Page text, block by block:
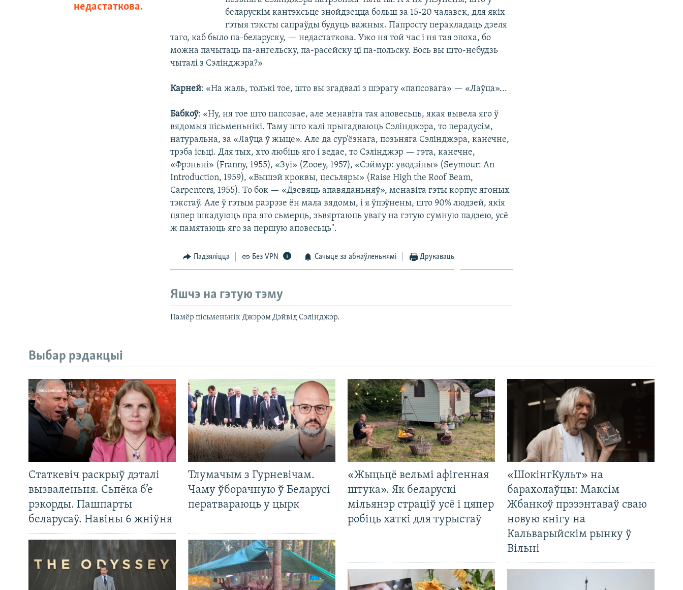
недастаткова.
беларускім кантэксьце знойдзецца больш за 15-20 чалавек, для якіх
гэтыя тэксты сапраўды будуць важныя. Папросту перакладаць дзеля
таго, каб было па-беларуску, — недастаткова. Ужо ня той час і ня тая эпоха, бо
можна пачытаць па-ангельску, па-расейску ці па-польску. Вось вы што-небудзь
чыталі з Сэлінджэра?»
Карней: «На жаль, толькі тое, што вы згадвалі з шэрагу «папсовага» — «Лаўца»...
Бабкоў: «Ну, ня тое што папсовае, але менавіта тая аповесьць, якая вывела яго ў
вядомыя пісьменьнікі. Таму што калі прыгадваюць Сэлінджэра, то перадусім,
натуральна, за «Лаўца ў жыце». Але да сур’ёзнага, позьняга Сэлінджэра, канечне,
трэба ісьці. Для тых, хто любіць яго і ведае, то Сэлінджэр — гэта, канечне,
«Фрэньні» (Franny, 1955), «Зуі» (Zooey, 1957), «Сэймур: уводзіны» (Seymour: An
Introduction, 1959), «Вышэй кроквы, цесьляры» (Raise High the Roof Beam,
Carpenters, 1955). То бок — «Дзевяць апавяданьняў», менавіта гэты корпус ягоных
тэкстаў. Але ў гэтым разрэзе ён мала вядомы, і я ўпэўнены, што 90% людзей, якія
цяпер шкадуюць пра яго сьмерць, зьвяртаюць увагу на гэтую сумную падзею, усё
ж памятаюць яго за першую аповесьць".
Падзяліцца Без VPN Сачыце за абнаўленьнямі Друкаваць
Яшчэ на гэтую тэму
Памёр пісьменьнік Джэром Дэйвід Сэлінджэр.
Выбар рэдакцыі
Статкевіч раскрыў дэталі
вызваленьня. Сьпёка б’е
рэкорды. Пашпарты
беларусаў. Навіны 6 жніўня
Тлумачым з Гурневічам.
Чаму ўборачную ў Беларусі
ператвараюць у цырк
«Жыцьцё вельмі афігенная
штука». Як беларускі
мільянэр страціў усё і цяпер
робіць хаткі для турыстаў
«ШокінгКульт» на
барахолаўцы: Максім
Жбанкоў прэзэнтаваў сваю
новую кнігу на
Кальварыйскім рынку ў
Вільні